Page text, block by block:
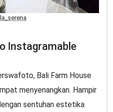
Instagramable
Bali Farm House
menyenangkan. Hampir
sentuhan estetika